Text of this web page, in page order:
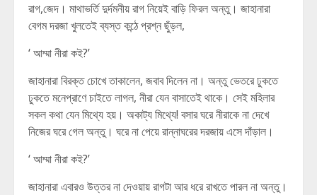
রাগ,জেদ। মাথাভর্তি দুর্দমনীয় রাগ নিয়েই বাড়ি ফিরল অন্তু। জাহানারা
বেগম দরজা খুলতেই ব্যস্ত কন্ঠে প্রশ্ন ছুঁড়ল,
‘ আম্মা নীরা কই?’
জাহানারা বিরক্ত চোখে তাকালেন, জবাব দিলেন না। অন্তু ভেতরে ঢুকতে
ঢুকতে মনেপ্রাণে চাইতে লাগল, নীরা যেন বাসাতেই থাকে। সেই মহিলার
সকল কথা যেন মিথ্যে হয়। অকাট্য মিথ্যে! বসার ঘরে নীরাকে না দেখে
নিজের ঘরে গেল অন্তু। ঘরে না পেয়ে রান্নাঘরের দরজায় এসে দাঁড়াল।
‘ আম্মা নীরা কই?’
জাহানারা এবারও উত্তর না দেওয়ায় রাগটা আর ধরে রাখতে পারল না অন্তু।